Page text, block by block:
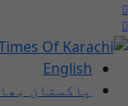
English
پاکستان